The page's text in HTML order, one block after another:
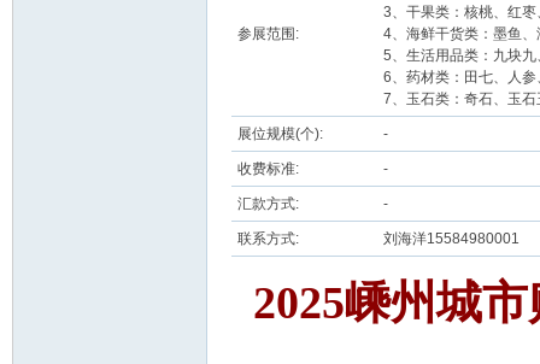
参展范围:
3、干果类：核桃、红
4、海鲜干货类：墨鱼
5、生活用品类：九块
6、药材类：田七、人
7、玉石类：奇石、玉
展位规模(个): -
收费标准: -
汇款方式: -
联系方式: 刘海洋15584980001
2025嵊州城